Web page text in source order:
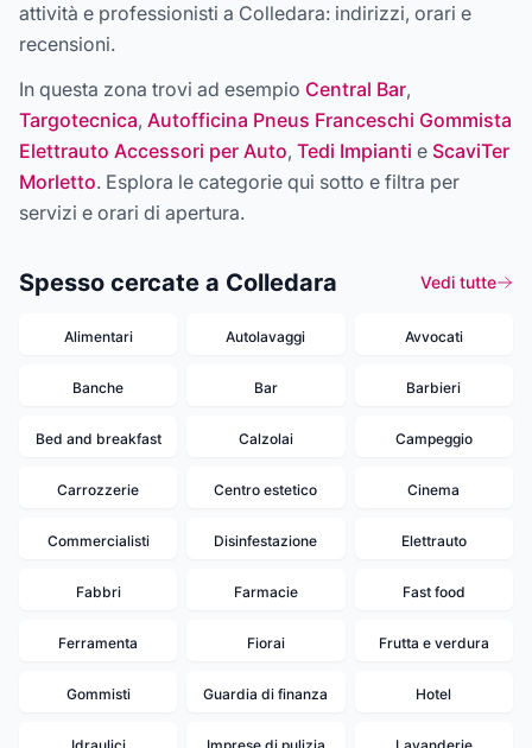
attività e professionisti a Colledara: indirizzi, orari e
recensioni.
In questa zona trovi ad esempio Central Bar,
Targotecnica, Autofficina Pneus Franceschi Gommista
Elettrauto Accessori per Auto, Tedi Impianti e ScaviTer
Morletto. Esplora le categorie qui sotto e filtra per
servizi e orari di apertura.
Spesso cercate a Colledara Vedi tutte
Alimentari Autolavaggi Avvocati
Banche Bar Barbieri
Bed and breakfast Calzolai Campeggio
Carrozzerie Centro estetico Cinema
Commercialisti Disinfestazione Elettrauto
Fabbri Farmacie Fast food
Ferramenta Fiorai Frutta e verdura
Gommisti Guardia di finanza Hotel